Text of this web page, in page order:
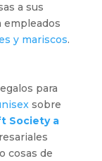
a sus
empleados
y mariscos.
para
sobre
Society a
cosas de